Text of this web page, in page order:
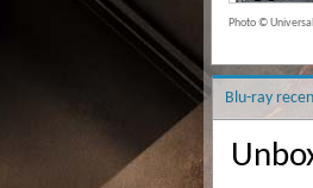
Photo ©
Blu-ray